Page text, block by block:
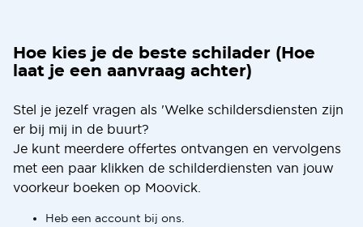
Hoe kies je de beste schilader (Hoe
laat je een aanvraag achter)
Stel je jezelf vragen als 'Welke schildersdiensten zijn
er bij mij in de buurt?
Je kunt meerdere offertes ontvangen en vervolgens
met een paar klikken de schilderdiensten van jouw
voorkeur boeken op Moovick.
Heb een account bij ons.